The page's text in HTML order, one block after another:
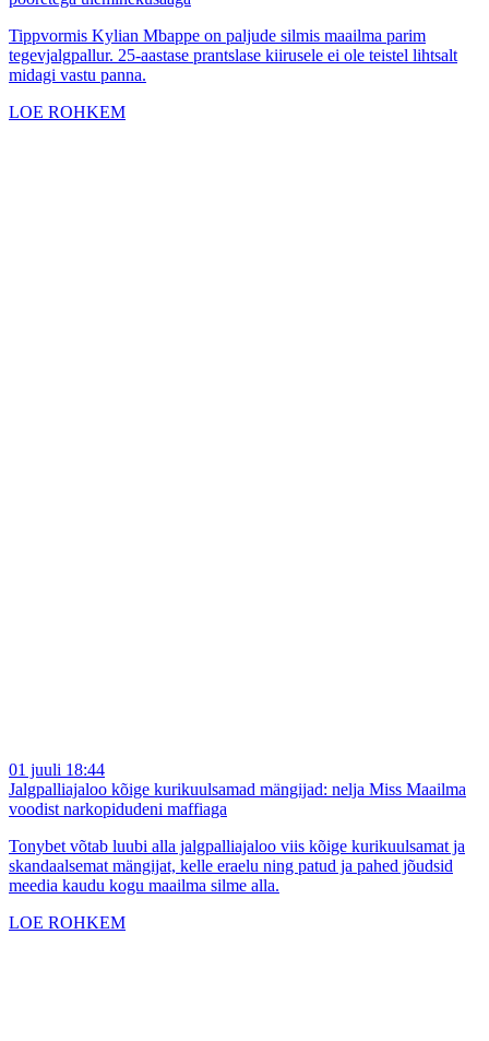
Tippvormis Kylian Mbappe on paljude silmis maailma parim
tegevjalgpallur. 25-aastase prantslase kiirusele ei ole teistel lihtsalt
midagi vastu panna.
LOE ROHKEM
01 juuli 18:44
Jalgpalliajaloo kõige kurikuulsamad mängijad: nelja Miss Maailma
voodist narkopidudeni maffiaga
Tonybet võtab luubi alla jalgpalliajaloo viis kõige kurikuulsamat ja
skandaalsemat mängijat, kelle eraelu ning patud ja pahed jõudsid
meedia kaudu kogu maailma silme alla.
LOE ROHKEM